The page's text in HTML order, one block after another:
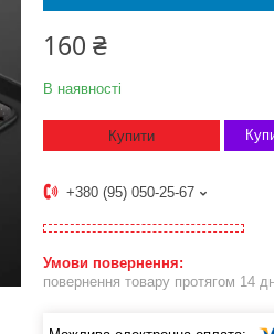
160 ₴
В наявності
Купити
+380 (95) 050-25-67
повернення товару протягом 14